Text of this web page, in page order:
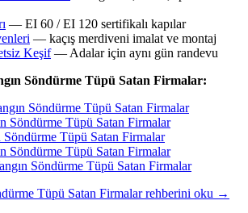
— EI 60 / EI 120 sertifikalı kapılar
— kaçış merdiveni imalat ve montaj
Keşif— Adalar için aynı gün randevu
Söndürme Tüpü Satan Firmalar:
Söndürme Tüpü Satan Firmalar
Söndürme Tüpü Satan Firmalar
Söndürme Tüpü Satan Firmalar
Söndürme Tüpü Satan Firmalar
Söndürme Tüpü Satan Firmalar
Tüpü Satan Firmalar rehberini oku →